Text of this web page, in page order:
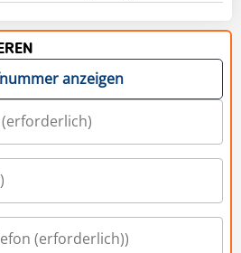
anzeigen